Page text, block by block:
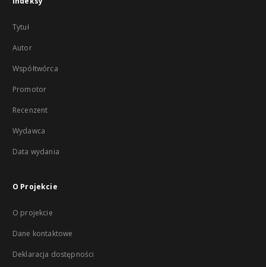
Tytuł
Autor
Współtwórca
Promotor
Recenzent
Wydawca
Data wydania
O Projekcie
O projekcie
Dane kontaktowe
Deklaracja dostępności